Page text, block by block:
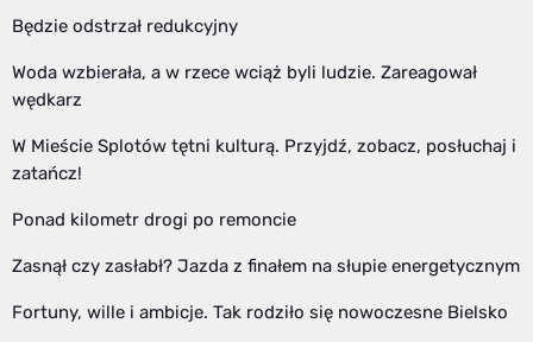
Będzie odstrzał redukcyjny
Woda wzbierała, a w rzece wciąż byli ludzie. Zareagował
wędkarz
W Mieście Splotów tętni kulturą. Przyjdź, zobacz, posłuchaj i
zatańcz!
Ponad kilometr drogi po remoncie
Zasnął czy zasłabł? Jazda z finałem na słupie energetycznym
Fortuny, wille i ambicje. Tak rodziło się nowoczesne Bielsko